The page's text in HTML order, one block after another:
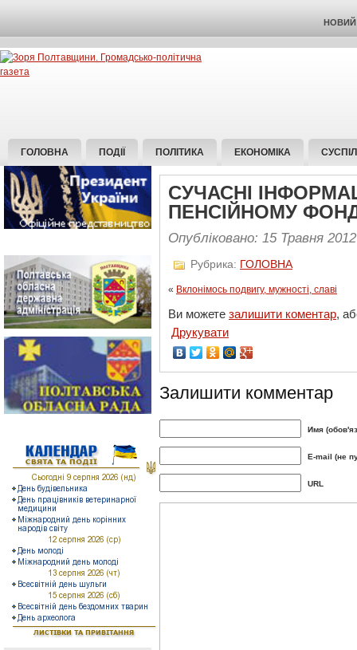
НОВИЙ
ГОЛОВНА ПОДІЇ ПОЛІТИКА ЕКОНОМІКА
СУЧАСНІ
ПЕНСІЙНОМУ
Опубліковано: 15 Травня 2012
Рубрика: ГОЛОВНА
« Вклонімось подвигу, мужності, славі
Ви можете залишити коментар,
Друкувати
Залишити комментар
Имя
E-mail (не
URL